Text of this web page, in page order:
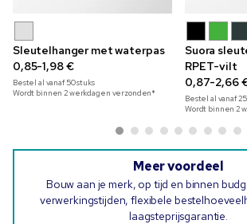
Sleutelhanger met waterpas
0,85-1,98 €
Bestel al vanaf50stuks
Wordt binnen 2 werkdagen verzonden*
Suora
RPET-vilt
0,87-2,66
Bestel al vanaf25
Wordt binnen 2
Meer voordeel
Bouw aan je merk, op tijd en binnen
verwerkingstijden, flexibele
laagsteprijsgarantie.